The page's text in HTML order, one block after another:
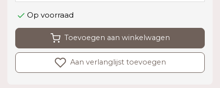
Op voorraad
Toevoegen aan winkelwagen
Aan verlanglijst toevoegen